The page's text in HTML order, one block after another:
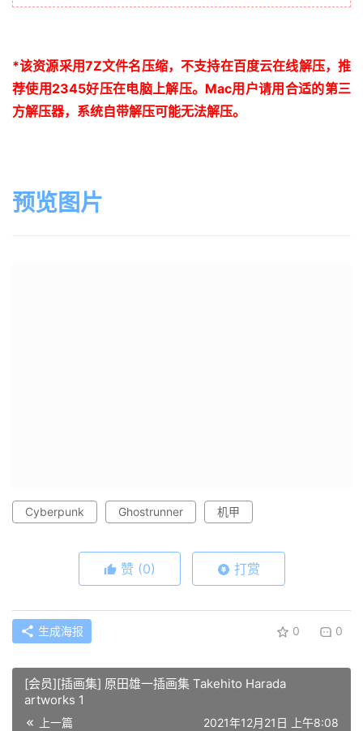
*该资源采用7Z文件名压缩，不支持在百度云在线解压，推
荐使用2345好压在电脑上解压。 Mac用户请用合适的第三
方解压器，系统自带解压可能无法解压。
预览图片
Cyberpunk Ghostrunner 机甲
赞 (0) 打赏
生成海报 0 0
[会员][插画集] 原田雄一插画集 Takehito Harada
artworks 1
上一篇 2021年12月21日 上午8:08